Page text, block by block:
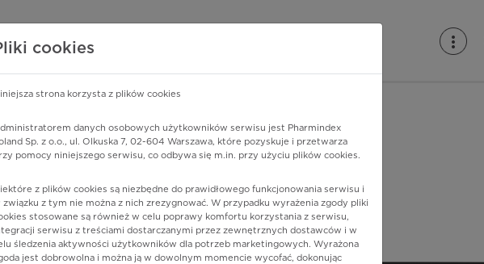
o lekach
PHARMINDEX
cookies
strona korzysta z plików cookies
danych osobowych użytkowników serwisu jest Pharmindex
Sp. z o.o., ul. Olkuska 7, 02-604 Warszawa, które pozyskuje i przetwarza
pomocy niniejszego serwisu, co odbywa się m.in. przy użyciu plików cookies.
z plików cookies są niezbędne do prawidłowego funkcjonowania serwisu i
związku z tym nie można z nich zrezygnować. W przypadku wyrażenia zgody pliki
stosowane są również w celu poprawy komfortu korzystania z serwisu,
serwisu z treściami dostarczanymi przez zewnętrznych dostawców i w
śledzenia aktywności użytkowników dla potrzeb marketingowych. Wyrażona
jest dobrowolna i można ją w dowolnym momencie wycofać, dokonując